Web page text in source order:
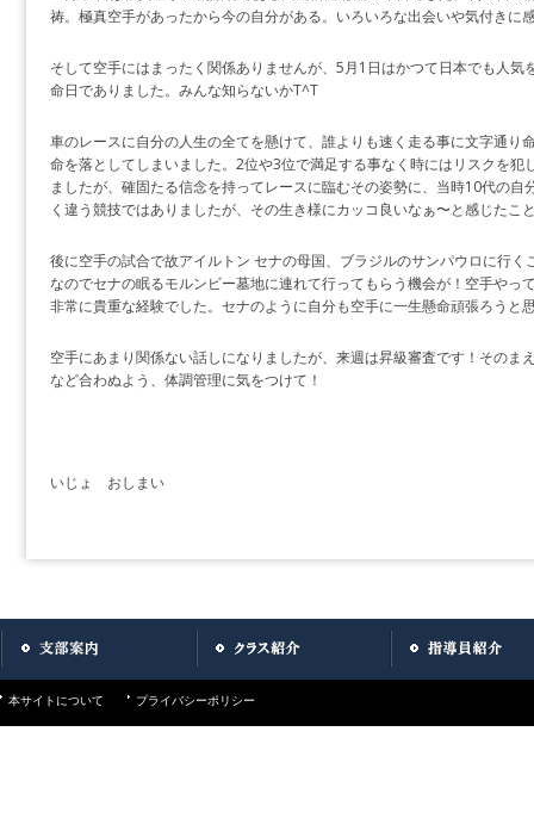
祷。極真空手があったから今の自分がある。いろいろな出会いや気付きに
そして空手にはまったく関係ありませんが、5月1日はかつて日本でも人気
命日でありました。みんな知らないかT^T
車のレースに自分の人生の全てを懸けて、誰よりも速く走る事に文字通り
命を落としてしまいました。2位や3位で満足する事なく時にはリスクを犯
ましたが、確固たる信念を持ってレースに臨むその姿勢に、当時10代の
く違う競技ではありましたが、その生き様にカッコ良いなぁ〜と感じたこ
後に空手の試合で故アイルトン セナの母国、ブラジルのサンパウロに行
なのでセナの眠るモルンビー墓地に連れて行ってもらう機会が！空手やっ
非常に貴重な経験でした。セナのように自分も空手に一生懸命頑張ろうと
空手にあまり関係ない話しになりましたが、来週は昇級審査です！その
など合わぬよう、体調管理に気をつけて！
いじょ おしまい
本サイトについて プライバシーポリシー